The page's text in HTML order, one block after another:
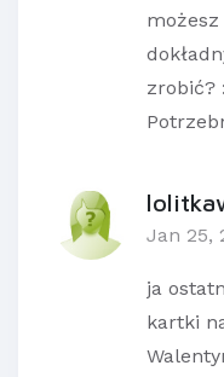
zrobić?
Jan 25,
ja
kartki